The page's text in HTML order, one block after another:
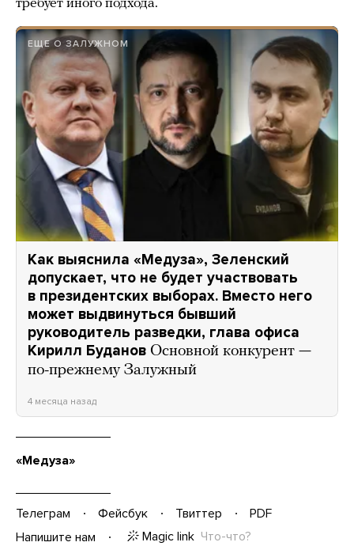
требует иного подхода.
ЕЩЕ О ЗАЛУЖНОМ
Как выяснила «Медуза», Зеленский
допускает, что не будет участвовать
в президентских выборах. Вместо него
может выдвинуться бывший
руководитель разведки, глава офиса
Кирилл Буданов Основной конкурент —
по-прежнему Залужный
4 месяца назад
«Медуза»
Телеграм Фейсбук Твиттер
PDF
Напишите нам
Magic link Что-что?